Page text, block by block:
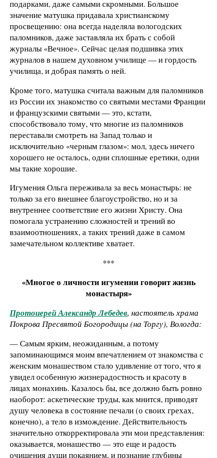
подарками, даже самыми скромными. Большое
значение матушка придавала христианскому
просвещению: она всегда наделяла вологодских
паломников, даже заставляла их брать с собой
журналы «Вечное». Сейчас целая подшивка этих
журналов в нашем духовном училище — и гордость
училища, и добрая память о ней.
Кроме того, матушка считала важным для паломников
из России их знакомство со святыми местами Франции
и французскими святыми — это, кстати,
способствовало тому, что многие из паломников
переставали смотреть на Запад только и
исключительно «черным глазом»: мол, здесь ничего
хорошего не осталось, одни сплошные еретики, одни
мы такие хорошие.
Игумения Ольга переживала за весь монастырь: не
только за его внешнее благоустройство, но и за
внутреннее соответствие его жизни Христу. Она
помогала устранению сложностей и трений во
взаимоотношениях, а таких трений даже в самом
замечательном коллективе хватает.
***
«Многое о личности игумении говорит жизнь
монастыря»
Протоиерей Александр Лебедев, настоятель храма
Покрова Пресвятой Богородицы (на Торгу), Вологда:
— Самым ярким, неожиданным, а потому
запоминающимся моим впечатлением от знакомства с
женским монашеством стало удивление от того, что я
увидел особенную жизнерадостность и красоту в
лицах монахинь. Казалось бы, все должно быть ровно
наоборот: аскетические труды, как мнится, приводят
душу человека в состояние печали (о своих грехах,
конечно), а тело в измождение. Действительность
значительно откорректировала эти мои представления:
оказывается, монашество — это еще и радость
очищения души покаянием, и познание глубины